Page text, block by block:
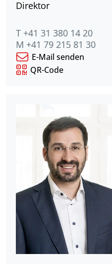
Direktor
T +41 31 380 14 20
M +41 79 215 81 30
E-Mail senden
QR-Code